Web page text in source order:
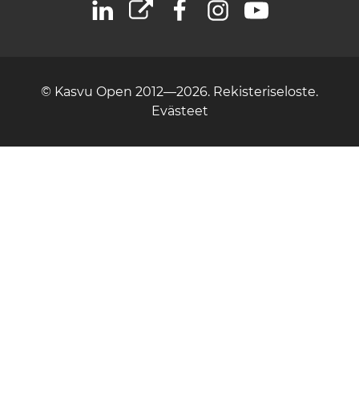
LinkedIn
X FacebookInstagramYouTube
© Kasvu Open 2012—2026. Rekisteriseloste.
Evästeet